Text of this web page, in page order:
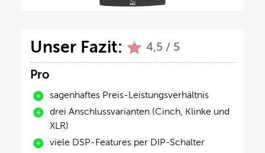
Unser Fazit: 4,5 / 5
Pro
sagenhaftes Preis-Leistungsverhältnis
drei Anschlussvarianten (Cinch, Klinke und
XLR)
viele DSP-Features per DIP-Schalter